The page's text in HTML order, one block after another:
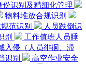
识别及精细化管理
物料堆放合规识别
范识别
人员跌倒识
别
工作值班人员睡
入侵（人员徘徊、滞
识别
高空作业安全